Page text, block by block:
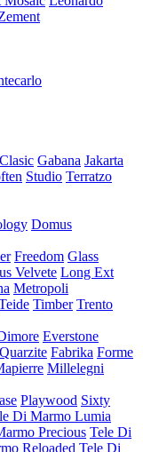
Clasic Gabana Jakarta
Studio Terratzo
Domus
Freedom Glass
Velvete Long Ext
Metropoli
Timber Trento
Everstone
Fabrika Forme
Millelegni
Playwood Sixty
Di Marmo Lumia
Precious Tele Di
Reloaded Tele Di